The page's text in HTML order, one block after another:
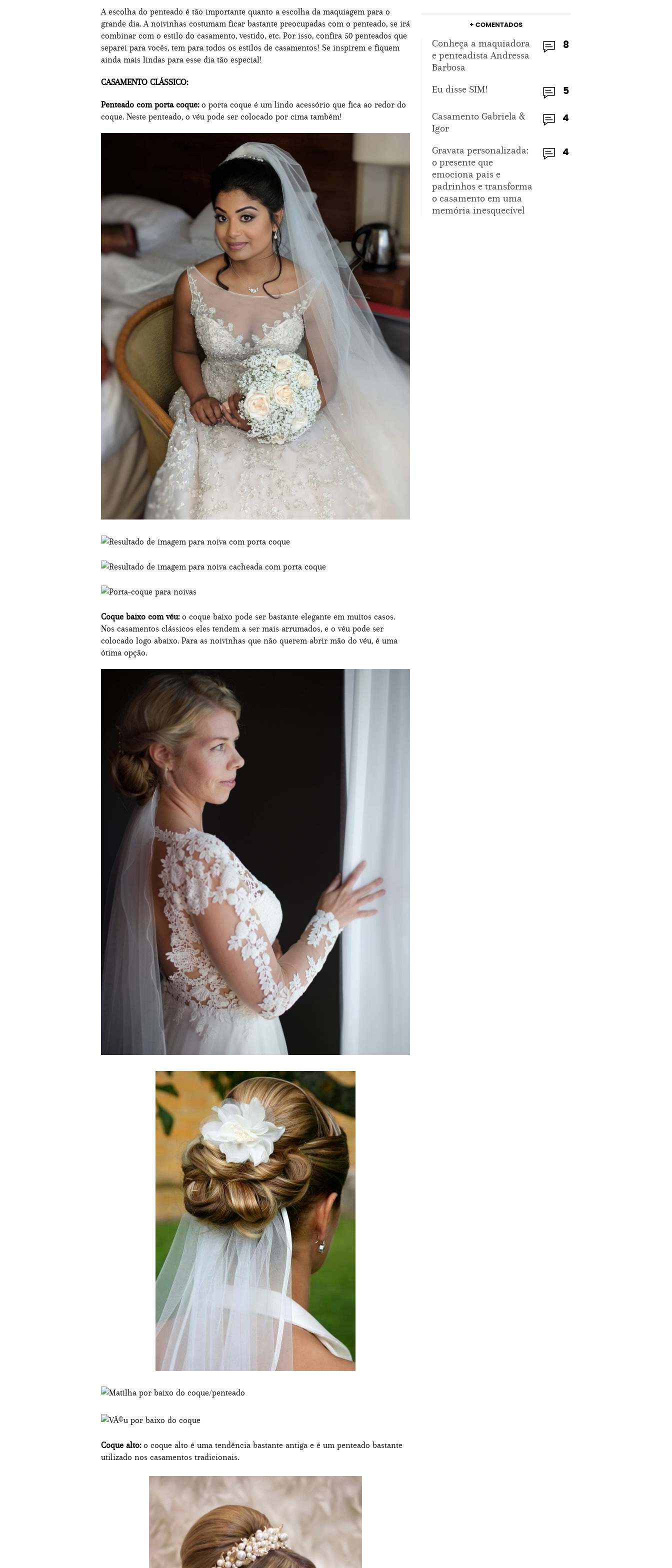
A escolha do penteado é tão importante quanto a escolha da maquiagem para o
grande dia. A noivinhas costumam ficar bastante preocupadas com o penteado, se irá
combinar com o estilo do casamento, vestido, etc. Por isso, confira 50 penteados que
separei para vocês, tem para todos os estilos de casamentos! Se inspirem e fiquem
ainda mais lindas para esse dia tão especial!
CASAMENTO CLÁSSICO:
Penteado com porta coque: o porta coque é um lindo acessório que fica ao redor do
coque. Neste penteado, o véu pode ser colocado por cima também!
Coque baixo com véu: o coque baixo pode ser bastante elegante em muitos casos.
Nos casamentos clássicos eles tendem a ser mais arrumados, e o véu pode ser
colocado logo abaixo. Para as noivinhas que não querem abrir mão do véu, é uma
ótima opção.
Coque alto: o coque alto é uma tendência bastante antiga e é um penteado bastante
utilizado nos casamentos tradicionais.
+ COMENTADOS
8
Conheça a maquiadora
e penteadista Andressa
Barbosa
5
Eu disse SIM!
4
Casamento Gabriela &
Igor
4
Gravata personalizada:
o presente que
emociona pais e
padrinhos e transforma
o casamento em uma
memória inesquecível